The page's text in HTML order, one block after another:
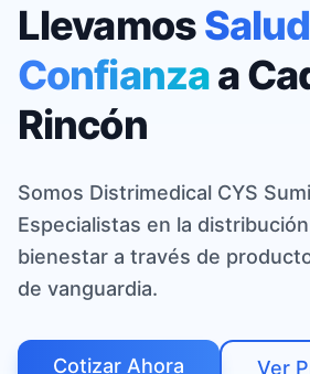
Llevamos
Confianzaa
Rincón
Somos Distrimedical CYS
Especialistas en la
bienestar a través de
de vanguardia.
Cotizar Ahora Ver